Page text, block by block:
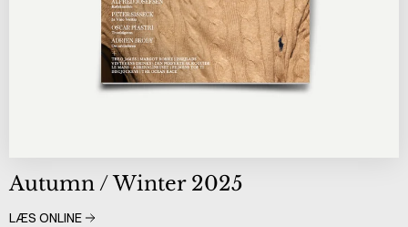
Autumn / Winter 2025
LÆS ONLINE